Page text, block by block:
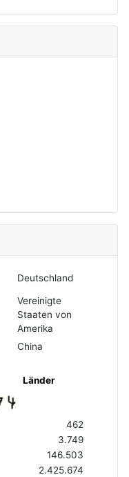
Deutschland
Vereinigte
Staaten von
Amerika
China
Länder
462
3.749
146.503
2.425.674